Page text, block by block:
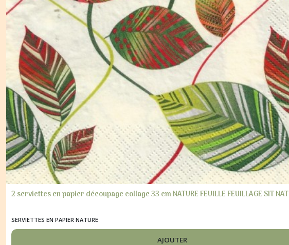
2 serviettes en papier découpage collage 33 cm NATURE FEUILLE FEUILLAGE SIT NAT
SERVIETTES EN PAPIER NATURE
AJOUTER